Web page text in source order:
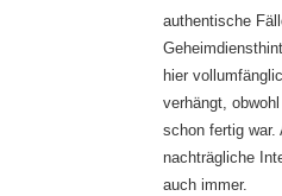
authentische
hier
verhängt,
schon fertig war.
nachträgliche
auch immer.